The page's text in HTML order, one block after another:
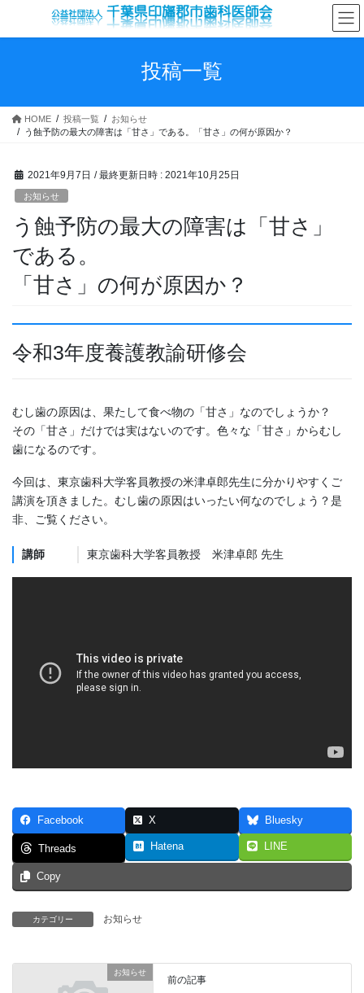
テ
ス
ゲ
ン
投稿一覧
HOME 投稿一覧
お知らせ
う蝕予防の最大の障害は「甘さ」である。「甘さ」の何が原因か？
2021年9月7日 / 最終更新日時 : 2021年10月25日
お知らせ
う蝕予防の最大の障害は「甘さ」
である。
「甘さ」の何が原因か？
令和3年度養護教諭研修会
むし歯の原因は、果たして食べ物の「甘さ」なのでしょうか？
その「甘さ」だけでは実はないのです。色々な「甘さ」からむし
歯になるのです。
今回は、東京歯科大学客員教授の米津卓郎先生に分かりやすくご
講演を頂きました。むし歯の原因はいったい何なのでしょう？是
非、ご覧ください。
講師 東京歯科大学客員教授 米津卓郎 先生
Facebook X Bluesky
Threads Hatena LINE
Copy
カテゴリー お知らせ
お知らせ
前の記事